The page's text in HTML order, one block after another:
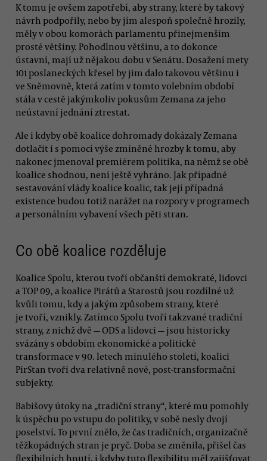
K tomu je ovšem zapotřebí, aby strany, které by takový
návrh podpořily, nebo by jím alespoň společně hrozily,
měly v obou komorách parlamentu přinejmenším
prosté většiny. Pohodlnou většinu, a to dokonce
ústavní, mají už nějakou dobu v Senátu. Dosažení mety
101 poslaneckých křesel by jim dalo takovou většinu i
ve Sněmovně, která zatím v tomto volebním období
stála v cestě jakýmkoliv pokusům Zemana za jeho
neústavní jednání ztrestat.
Ale i kdyby obě koalice dohromady dokázaly Zemana
dotlačit i s pomocí výše zmíněné hrozby k tomu, aby
nakonec jmenoval premiérem politika, na němž se obě
koalice shodnou, není ještě vyhráno. Jak případné
sestavování vlády koalice koalic, tak její případná
existence budou totiž narážet na rozpory v programech
a personálním vybavení všech pěti stran.
Co obě koalice rozděluje
Koalice Spolu, kterou tvoří občanští demokraté, lidovci
a TOP 09, a koalice Pirátů a Starostů jsou rozdílné už
kvůli tomu, kdy a jakým způsobem strany, které
je tvoří, vznikly. Zatímco Spolu tvoří takzvané tradiční
strany, z nichž dvě — ODS a lidovci — jsou historicky
svázány s obdobím ekonomické a politické
transformace v 90. letech minulého století, koalici
PirStan tvoří dva relativně nové, post-transformační
subjekty.
Babišovy útoky na „tradiční strany“, které mu pomohly
k úspěchu po vstupu do politiky, v sobě nesly dvojí
poselství. To první znělo, že čas tradičních, organizačně
těžkopádných stran je pryč. Doba se změnila, přišel čas
flexibilních hnutí, i kdyby tuto flexibilitu měl zajišťovat